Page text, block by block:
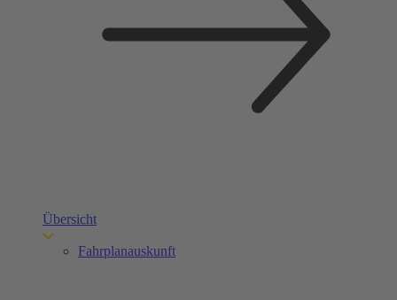
Übersicht
Fahrplanauskunft